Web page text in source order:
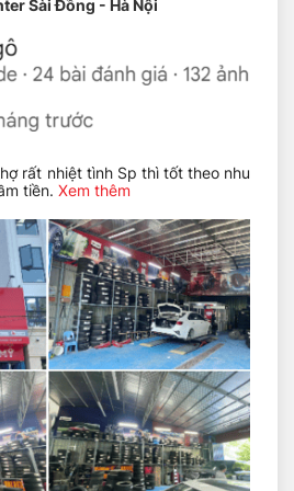
CENTER
Sebang
các loại xe từ xe nâng, máy
loại xe phỏ biến thông
khí, không cần bảo dưỡng,
nước cất.
khả năng hoạt động tốt trong
mà không bị giảm tuổi thọ
Sài Đồng - Hà Nội
rất nhiệt tình Sp thì tốt theo nhu
tiền. Xem thêm